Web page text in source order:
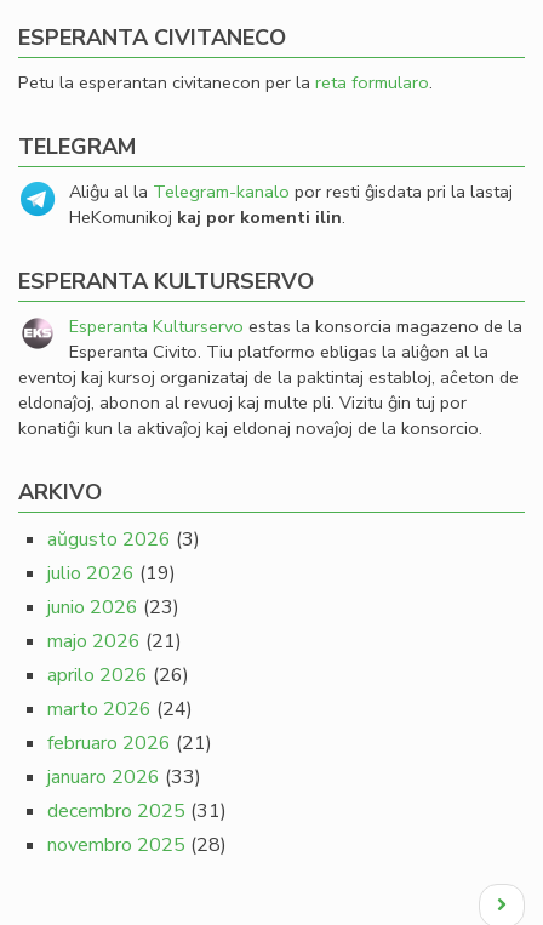
ESPERANTA CIVITANECO
Petu la esperantan civitanecon per la reta formularo.
TELEGRAM
Aliĝu al la Telegram-kanalo por resti ĝisdata pri la lastaj
HeKomunikoj kaj por komenti ilin.
ESPERANTA KULTURSERVO
Esperanta Kulturservo estas la konsorcia magazeno de la
Esperanta Civito. Tiu platformo ebligas la aliĝon al la
eventoj kaj kursoj organizataj de la paktintaj establoj, aĉeton de
eldonaĵoj, abonon al revuoj kaj multe pli. Vizitu ĝin tuj por
konatiĝi kun la aktivaĵoj kaj eldonaj novaĵoj de la konsorcio.
ARKIVO
aŭgusto 2026 (3)
julio 2026 (19)
junio 2026 (23)
majo 2026 (21)
aprilo 2026 (26)
marto 2026 (24)
februaro 2026 (21)
januaro 2026 (33)
decembro 2025 (31)
novembro 2025 (28)
Next